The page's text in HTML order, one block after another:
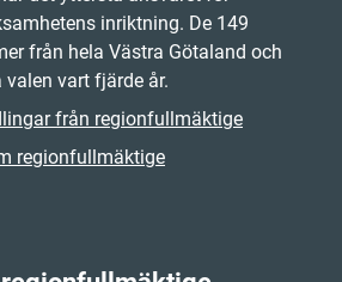
inriktning. De 149
från hela Västra Götaland och
vart fjärde år.
från regionfullmäktige
regionfullmäktige